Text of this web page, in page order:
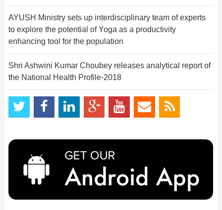
AYUSH Ministry sets up interdisciplinary team of experts
to explore the potential of Yoga as a productivity
enhancing tool for the population
Shri Ashwini Kumar Choubey releases analytical report of
the National Health Profile-2018